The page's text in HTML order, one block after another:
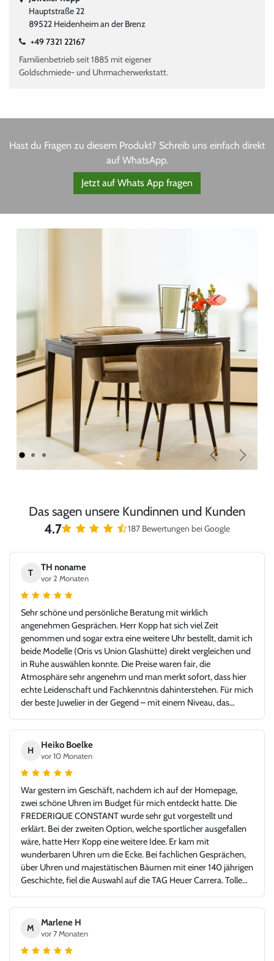
Hauptstraße 22
89522 Heidenheim an der Brenz
+49 7321 22167
Familienbetrieb seit 1885 mit eigener
Goldschmiede- und Uhrmacherwerkstatt.
Hast du Fragen zu diesem Produkt? Schreib uns einfach direkt
auf WhatsApp.
Jetzt auf Whats App fragen
Zurück Weiter
Das sagen unsere Kundinnen und Kunden
4.7 187 Bewertungen bei Google
T
TH noname
vor 2 Monaten
Sehr schöne und persönliche Beratung mit wirklich
angenehmen Gesprächen. Herr Kopp hat sich viel Zeit
genommen und sogar extra eine weitere Uhr bestellt, damit ich
beide Modelle (Oris vs Union Glashütte) direkt vergleichen und
in Ruhe auswählen konnte. Die Preise waren fair, die
Atmosphäre sehr angenehm und man merkt sofort, dass hier
echte Leidenschaft und Fachkenntnis dahinterstehen. Für mich
der beste Juwelier in der Gegend – mit einem Niveau, das
sehr froh, Juwelier Kopp gefunden zu haben, und werde
definitiv wiederkommen. Klare Empfehlung!
H
Heiko Boelke
vor 10 Monaten
War gestern im Geschäft, nachdem ich auf der Homepage,
zwei schöne Uhren im Budget für mich entdeckt hatte. Die
FREDERIQUE CONSTANT wurde sehr gut vorgestellt und
erklärt. Bei der zweiten Option, welche sportlicher ausgefallen
wäre, hatte Herr Kopp eine weitere Idee. Er kam mit
wunderbaren Uhren um die Ecke. Bei fachlichen Gesprächen,
über Uhren und majestätischen Bäumen mit einer 140 jährigen
Geschichte, fiel die Auswahl auf die TAG Heuer Carrera. Tolle
M
Marlene H
vor 7 Monaten